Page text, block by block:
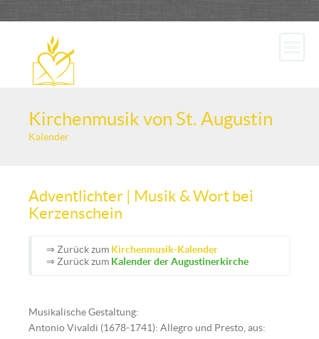
Kirchenmusik von St. Augustin
Kalender
Adventlichter | Musik & Wort bei
Kerzenschein
⇒ Zurück zum Kirchenmusik-Kalender
⇒ Zurück zum Kalender der Augustinerkirche
Musikalische Gestaltung:
Antonio Vivaldi (1678-1741): Allegro und Presto, aus: